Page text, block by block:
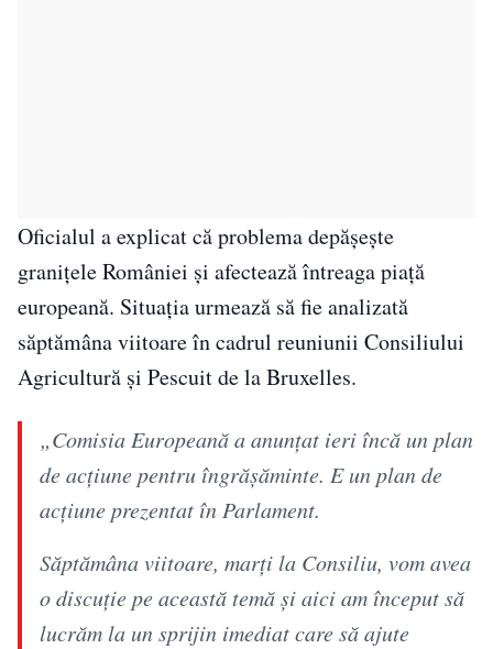
Oficialul a explicat că problema depășește
granițele României și afectează întreaga piață
europeană. Situația urmează să fie analizată
săptămâna viitoare în cadrul reuniunii Consiliului
Agricultură și Pescuit de la Bruxelles.
„Comisia Europeană a anunțat ieri încă un plan
de acțiune pentru îngrășăminte. E un plan de
acțiune prezentat în Parlament.
Săptămâna viitoare, marți la Consiliu, vom avea
o discuție pe această temă și aici am început să
lucrăm la un sprijin imediat care să ajute